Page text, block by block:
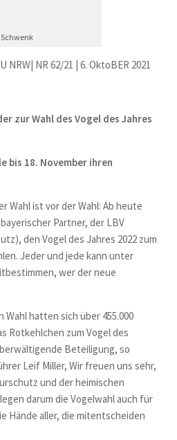
NRW| NR 62/21 | 6. OktoBER 2021
zur Wahl des Vogel des Jahres
bis 18. November ihren
Wahl ist vor der Wahl: Ab heute
Partner, der LBV
den Vogel des Jahres 2022 zum
Jeder und jede kann unter
wer der neue
Wahl hatten sich über 455.000
Rotkehlchen zum Vogel des
Beteiligung, so
Leif Miller, Wir freuen uns sehr,
und der heimischen
darum die Vogelwahl auch für
Hände aller, die mitentscheiden